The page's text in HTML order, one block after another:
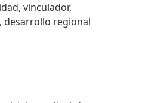
vinculador,
desarrollo regional